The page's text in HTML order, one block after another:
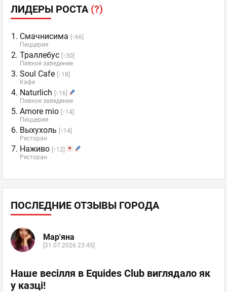
ЛИДЕРЫ РОСТА (?)
Смачнисима [↑66]
Пиццерия
Траллебус [↑30]
Пивное заведение
Soul Cafe [↑18]
Кафе
Naturlich [↑16]
Пивное заведение
Amore mio️ [↑14]
Пиццерия
Выхухоль [↑14]
Ресторан
Наживо [↑12]
Ресторан
ПОСЛЕДНИЕ ОТЗЫВЫ ГОРОДА
Мар'яна
[31.07.2026 23:45]
Наше весілля в Equides Club виглядало як
у казці!